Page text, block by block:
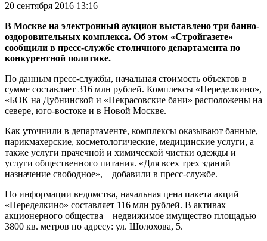
20 сентября 2016 13:16
В Москве на электронный аукцион выставлено три банно-
оздоровительных комплекса. Об этом «Стройгазете»
сообщили в пресс-службе столичного департамента по
конкурентной политике.
По данным пресс-службы, начальная стоимость объектов в
сумме составляет 316 млн рублей. Комплексы «Переделкино»,
«БОК на Дубнинской и «Некрасовские бани» расположены на
севере, юго-востоке и в Новой Москве.
Как уточнили в департаменте, комплексы оказывают банные,
парикмахерские, косметологические, медицинские услуги, а
также услуги прачечной и химической чистки одежды и
услуги общественного питания. «Для всех трех зданий
назначение свободное», – добавили в пресс-службе.
По информации ведомства, начальная цена пакета акций
«Переделкино» составляет 116 млн рублей. В активах
акционерного общества – недвижимое имущество площадью
3800 кв. метров по адресу: ул. Шолохова, 5.